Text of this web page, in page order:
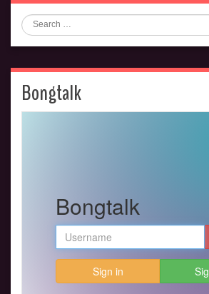
Search
Bongtalk